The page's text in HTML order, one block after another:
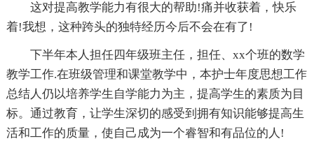
这对提高教学能力有很大的帮助!痛并收获着，快乐
着!我想，这种跨头的独特经历今后不会在有了!
下半年本人担任四年级班主任，担任、xx个班的数学
教学工作.在班级管理和课堂教学中，本护士年度思想工作
总结人仍以培养学生自学能力为主，提高学生的素质为目
标。通过教育，让学生深切的感受到拥有知识能够提高生
活和工作的质量，使自己成为一个睿智和有品位的人!